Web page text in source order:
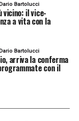
Bartolucci
vicino: il vice-
a vita con la
Bartolucci
arriva la conferma
con il